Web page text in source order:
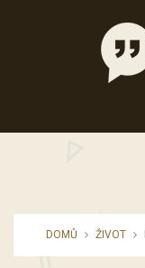
DOMŮ ŽIVOT